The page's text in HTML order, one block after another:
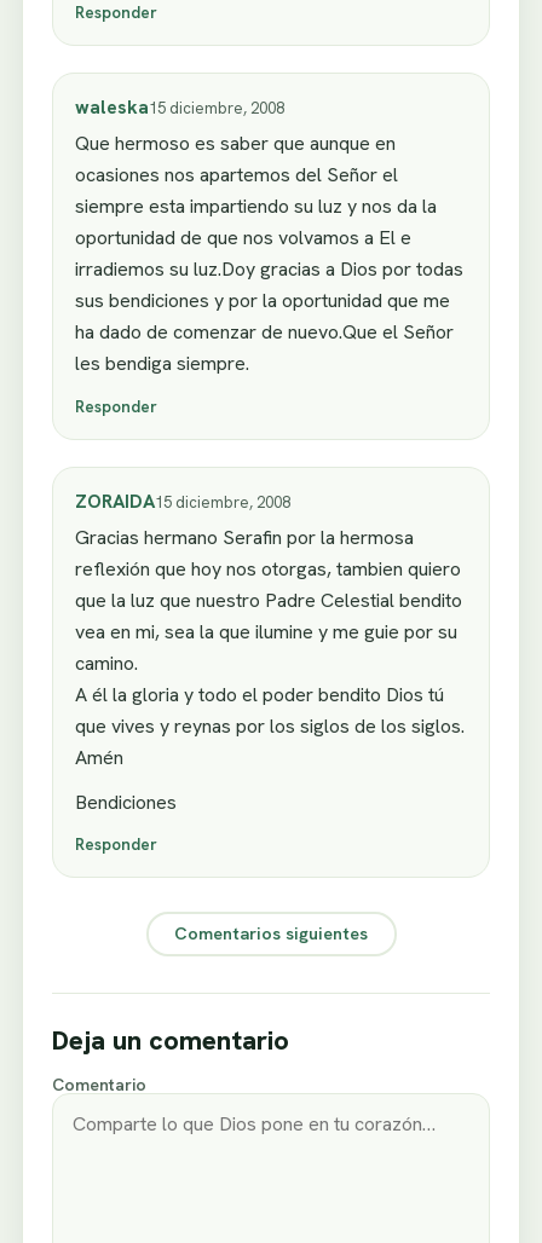
Responder
waleska15 diciembre, 2008
Que hermoso es saber que aunque en
ocasiones nos apartemos del Señor el
siempre esta impartiendo su luz y nos da la
oportunidad de que nos volvamos a El e
irradiemos su luz.Doy gracias a Dios por todas
sus bendiciones y por la oportunidad que me
ha dado de comenzar de nuevo.Que el Señor
les bendiga siempre.
Responder
ZORAIDA15 diciembre, 2008
Gracias hermano Serafin por la hermosa
reflexión que hoy nos otorgas, tambien quiero
que la luz que nuestro Padre Celestial bendito
vea en mi, sea la que ilumine y me guie por su
camino.
A él la gloria y todo el poder bendito Dios tú
que vives y reynas por los siglos de los siglos.
Amén
Bendiciones
Responder
Comentarios siguientes
Deja un comentario
Comentario